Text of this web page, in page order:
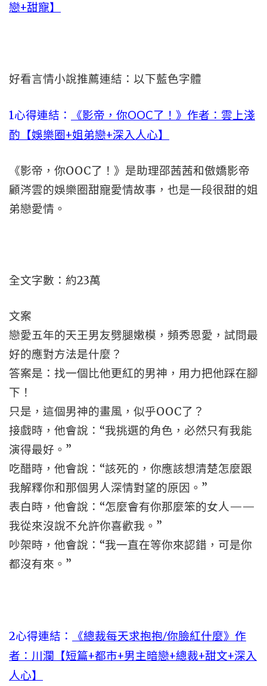
戀+甜寵】
好看言情小說推薦連結：以下藍色字體
1心得連結：
《影帝，你OOC了！》作者：雲上淺
酌【娛樂圈+姐弟戀+深入人心】
《影帝，你OOC了！》是助理邵茜茜和傲嬌影帝
顧涔雲的娛樂圈甜寵愛情故事，也是一段很甜的姐
弟戀愛情。
全文字數：約23萬
文案
戀愛五年的天王男友劈腿嫩模，頻秀恩愛，試問最
好的應對方法是什麼？
答案是：找一個比他更紅的男神，用力把他踩在腳
下！
只是，這個男神的畫風，似乎OOC了？
接戲時，他會說：“我挑選的角色，必然只有我能
演得最好。”
吃醋時，他會說：“該死的，你應該想清楚怎麼跟
我解釋你和那個男人深情對望的原因。”
表白時，他會說：“怎麼會有你那麼笨的女人——
我從來沒說不允許你喜歡我。”
吵架時，他會說：“我一直在等你來認錯，可是你
都沒有來。”
2心得連結：
《總裁每天求抱抱/你臉紅什麼》作
者：川瀾【短篇+都市+男主暗戀+總裁+甜文+深入
人心】